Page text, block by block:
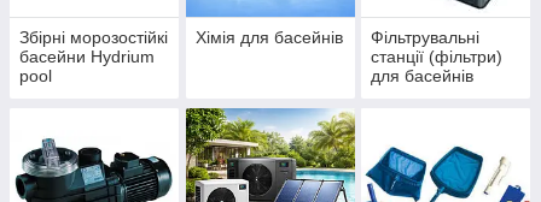
Збірні морозостійкі
басейни Hydrium
pool
Хімія для басейнів
Фільтрувальні
станції (фільтри)
для басейнів